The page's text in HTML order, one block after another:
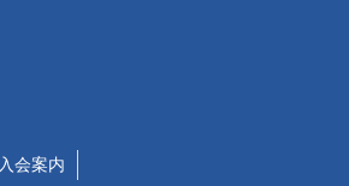
入会案内